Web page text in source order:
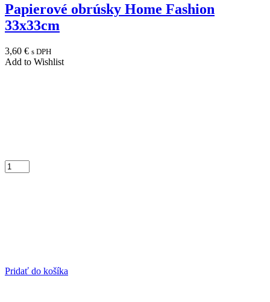
Papierové obrúsky Home Fashion
33x33cm
3,60 € s DPH
Add to Wishlist
Pridať do košíka